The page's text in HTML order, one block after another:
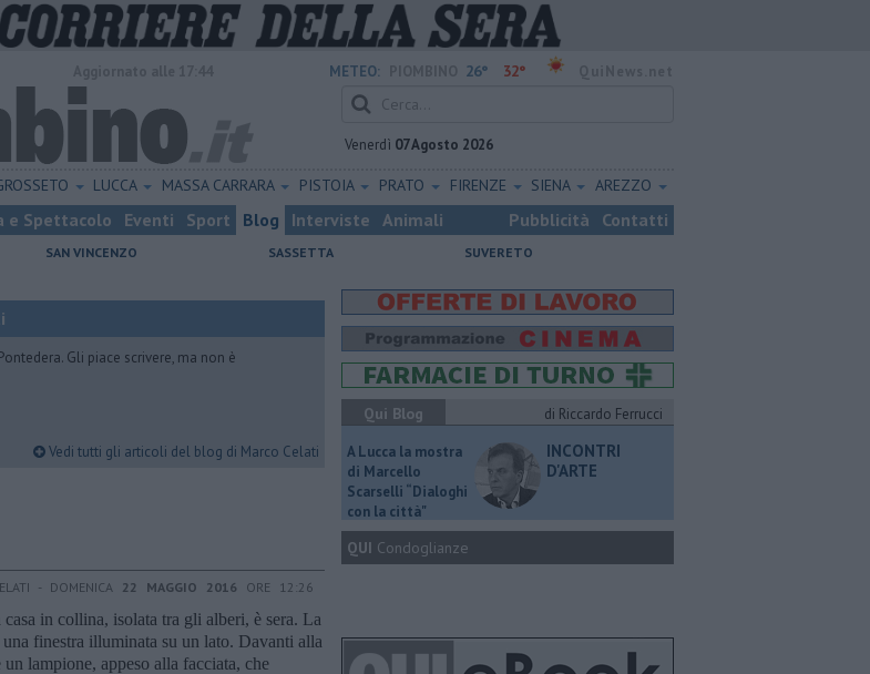
METEO: 26° 32°
Venerdì 07 Agosto 2026
LUCCA MASSA CARRARA PISTOIA PRATO FIRENZE SIENA AREZZO
e Spettacolo Eventi Sport Blog Interviste Animali Pubblicità Contatti
SAN VINCENZO SASSETTA SUVERETO
Gli piace scrivere, ma non è
Vedi tutti gli articoli del blog di Marco Celati
- DOMENICA 22 MAGGIO 2016 ORE 12:26
casa in collina, isolata tra gli alberi, è sera. La
una finestra illuminata su un lato. Davanti alla
un lampione, appeso alla facciata, che
Qui Blog
di Riccardo Ferrucci
A Lucca la mostra
di Marcello
Scarselli “Dialoghi
con la città"
INCONTRI
D'ARTE
QUI Condoglianze